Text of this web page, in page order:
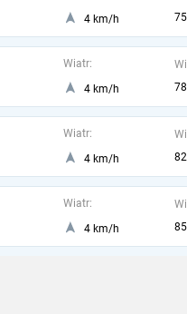
4 km/h
Wiatr:
4 km/h
Wiatr:
4 km/h
Wiatr:
4 km/h